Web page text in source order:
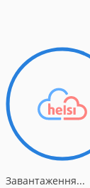
Завантаження...